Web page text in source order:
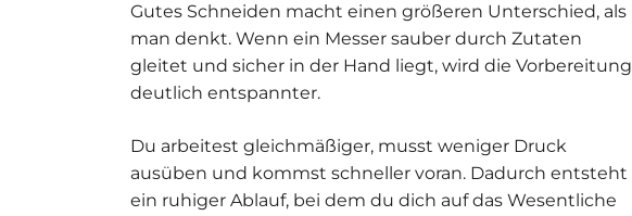
Gutes Schneiden macht einen größeren Unterschied, als
man denkt. Wenn ein Messer sauber durch Zutaten
gleitet und sicher in der Hand liegt, wird die Vorbereitung
deutlich entspannter.
Du arbeitest gleichmäßiger, musst weniger Druck
ausüben und kommst schneller voran. Dadurch entsteht
ein ruhiger Ablauf, bei dem du dich auf das Wesentliche